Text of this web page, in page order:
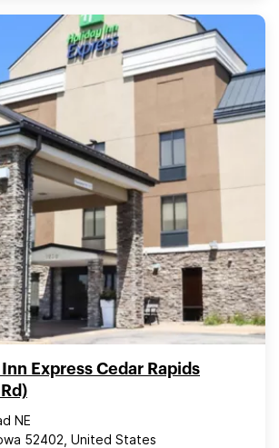
Express Cedar Rapids
NE
52402, United States